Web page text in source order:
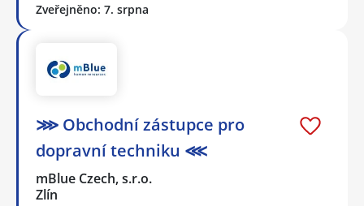
Zveřejněno: 7. srpna
⋙ Obchodní zástupce pro
dopravní techniku ⋘
mBlue Czech, s.r.o.
Zlín